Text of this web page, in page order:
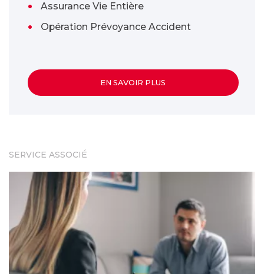
Assurance Vie Entière
Opération Prévoyance Accident
EN SAVOIR PLUS
SERVICE ASSOCIÉ
L'aide au financement de séances de psychothérapie